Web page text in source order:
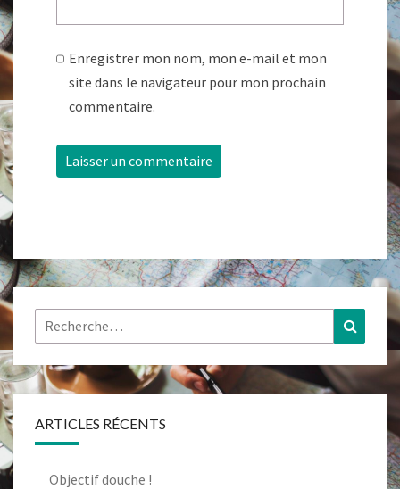
Enregistrer mon nom, mon e-mail et mon
site dans le navigateur pour mon prochain
commentaire.
Rechercher :
ARTICLES RÉCENTS
Objectif douche !